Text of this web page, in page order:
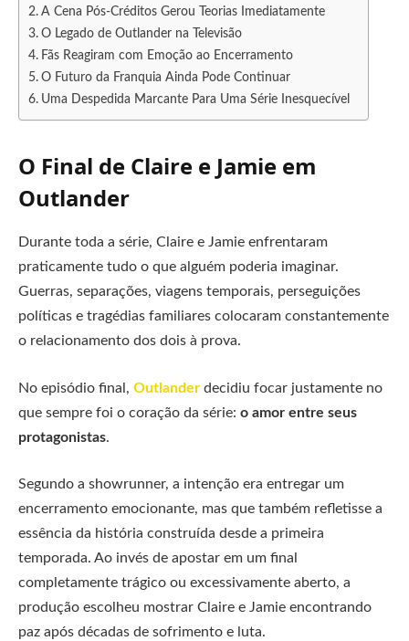
A Cena Pós-Créditos Gerou Teorias Imediatamente
O Legado de Outlander na Televisão
Fãs Reagiram com Emoção ao Encerramento
O Futuro da Franquia Ainda Pode Continuar
Uma Despedida Marcante Para Uma Série Inesquecível
O Final de Claire e Jamie em
Outlander
Durante toda a série, Claire e Jamie enfrentaram
praticamente tudo o que alguém poderia imaginar.
Guerras, separações, viagens temporais, perseguições
políticas e tragédias familiares colocaram constantemente
o relacionamento dos dois à prova.
No episódio final, Outlander decidiu focar justamente no
que sempre foi o coração da série: o amor entre seus
protagonistas.
Segundo a showrunner, a intenção era entregar um
encerramento emocionante, mas que também refletisse a
essência da história construída desde a primeira
temporada. Ao invés de apostar em um final
completamente trágico ou excessivamente aberto, a
produção escolheu mostrar Claire e Jamie encontrando
paz após décadas de sofrimento e luta.